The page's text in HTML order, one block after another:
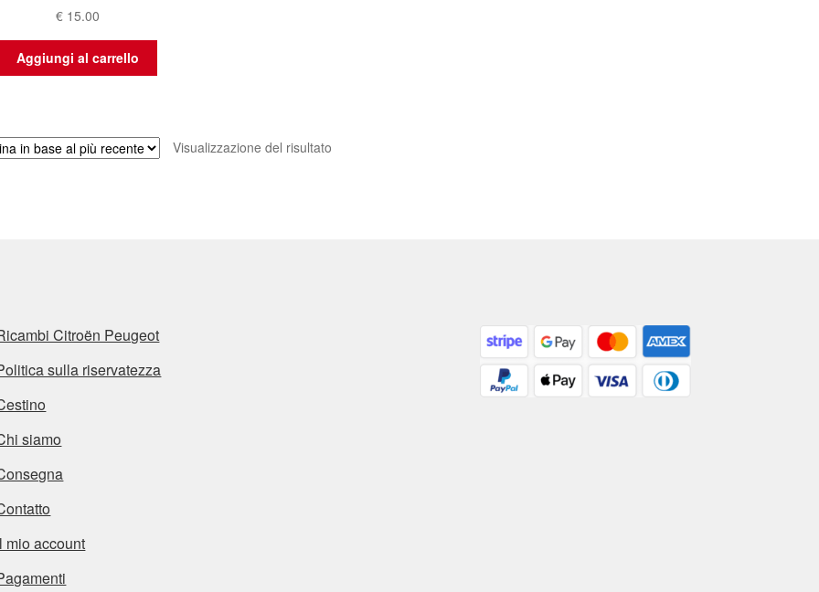
€ 15.00
Aggiungi al carrello
Visualizzazione del risultato
Citroën Peugeot
sulla riservatezza
siamo
mio account